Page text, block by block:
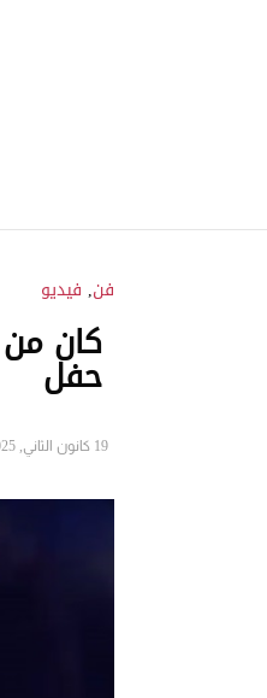
فن, فيديو
كان
حفل
19 كانون الثاني, 2025